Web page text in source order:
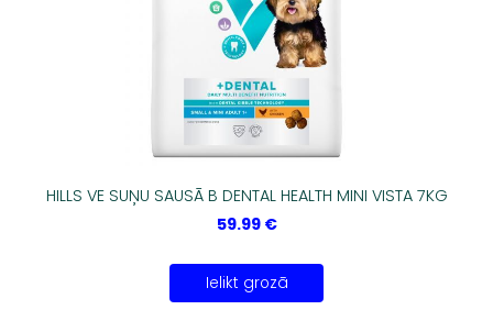
HILLS VE SUŅU SAUSĀ B DENTAL HEALTH MINI VISTA 7KG
59.99 €
Ielikt grozā